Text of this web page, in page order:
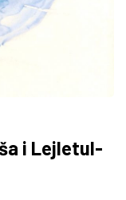
i Lejletul-